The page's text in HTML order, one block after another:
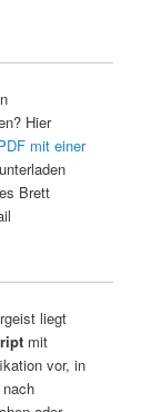
Hier
mit einer
Brett
liegt
mit
vor, in